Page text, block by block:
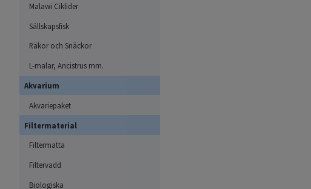
Malawi Ciklider
Sällskapsfisk
Räkor och Snäckor
L-malar, Ancistrus mm.
Akvarium
Akvariepaket
Filtermaterial
Filtermatta
Filtervadd
Biologiska